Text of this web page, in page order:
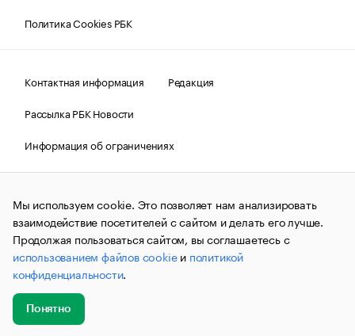
Политика Cookies РБК
Контактная информация
Редакция
Рассылка РБК Новости
Информация об ограничениях
Правовая информация
О соблюдении авторских прав
© АО «РОСБИЗНЕСКОНСАЛТИНГ»,1995–2026.Сообщения
и материалы информационного агентства «РБК»
(зарегистрировано Федеральной службой по надзору в сфере
связи, информационных технологий и массовых
коммуникаций (Роскомнадзор) 09.12.2015 за номером ИА
№ФС77-63848) сопровождаются пометкой «РБК». Отдельные
публикации могут содержать информацию,
не предназначенную для пользователей
до 18 лет.
Мы используем cookie. Это позволяет нам анализировать
взаимодействие посетителей с сайтом и делать его лучше.
Продолжая пользоваться сайтом, вы соглашаетесь с
использованием файлов cookieи политикой
конфиденциальности.
Понятно